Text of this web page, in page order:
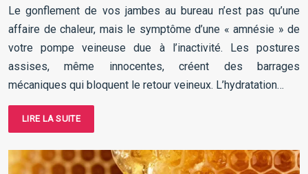
Le gonflement de vos jambes au bureau n’est pas qu’une
affaire de chaleur, mais le symptôme d’une « amnésie » de
votre pompe veineuse due à l’inactivité. Les postures
assises, même innocentes, créent des barrages
mécaniques qui bloquent le retour veineux. L’hydratation…
LIRE LA SUITE